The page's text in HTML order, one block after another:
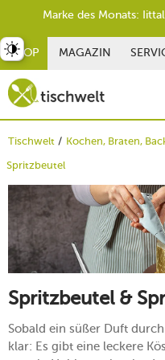
SHOP MAGAZIN
Tischwelt Kochen, Braten,
Spritzbeutel
Spritzbeutel &
Sobald ein süßer Duft
klar: Es gibt eine leckere
umschalten
Marke des Monats: